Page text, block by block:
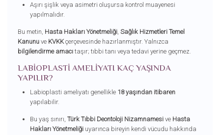
Aşırı şişlik veya asimetri oluşursa kontrol muayenesi
yapılmalıdır.
Bu metin, Hasta Hakları Yönetmeliği, Sağlık Hizmetleri Temel
Kanunuve KVKKçerçevesinde hazırlanmıştır. Yalnızca
bilgilendirme amacıtaşır; tıbbi tanı veya tedavi yerine geçmez.
LABIOPLASTI AMELIYATI KAÇ YAŞINDA
YAPILIR?
Labioplasti ameliyatı genellikle 18 yaşından itibaren
yapılabilir.
Bu yaş sınırı, Türk Tıbbi Deontoloji Nizamnamesive Hasta
Hakları Yönetmeliğiuyarınca bireyin kendi vücudu hakkında